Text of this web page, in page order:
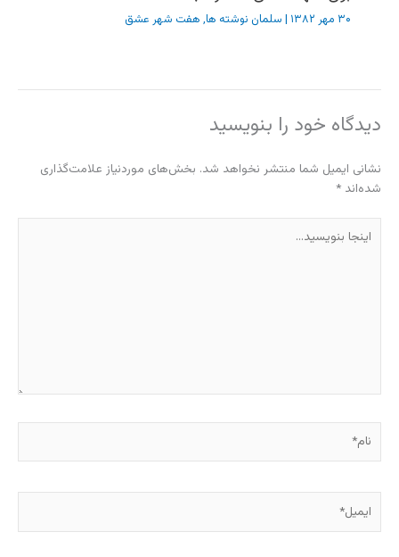
۳۰ مهر ۱۳۸۲ | سلمان نوشته ها, هفت شهر عشق
دیدگاه‌ خود را بنویسید
نشانی ایمیل شما منتشر نخواهد شد. بخش‌های موردنیاز علامت‌گذاری
شده‌اند *
بنویسید…